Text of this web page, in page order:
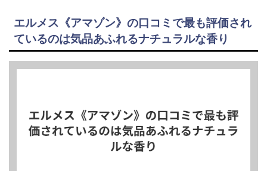
エルメス《アマゾン》の口コミで最も評価され
ているのは気品あふれるナチュラルな香り